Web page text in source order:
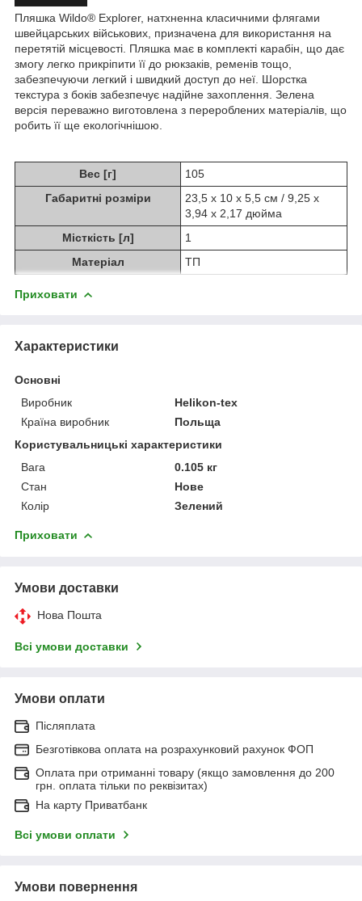
Пляшка Wildo® Explorer, натхненна класичними флягами
швейцарських військових, призначена для використання на
перетятій місцевості. Пляшка має в комплекті карабін, що дає
змогу легко прикріпити її до рюкзаків, ременів тощо,
забезпечуючи легкий і швидкий доступ до неї. Шорстка
текстура з боків забезпечує надійне захоплення. Зелена
версія переважно виготовлена з перероблених матеріалів, що
робить її ще екологічнішою.
Вес [г]
105
Габаритні розміри
23,5 х 10 х 5,5 см / 9,25 х
3,94 х 2,17 дюйма
Місткість [л]
1
Матеріал
ТП
Приховати
Характеристики
Основні
Виробник
Helikon-tex
Країна виробник
Польща
Користувальницькі характеристики
Вага
0.105 кг
Стан
Нове
Колір
Зелений
Приховати
Умови доставки
Нова Пошта
Всі умови доставки
Умови оплати
Післяплата
Безготівкова оплата на розрахунковий рахунок ФОП
Оплата при отриманні товару (якщо замовлення до 200
грн. оплата тільки по реквізитах)
На карту Приватбанк
Всі умови оплати
Умови повернення